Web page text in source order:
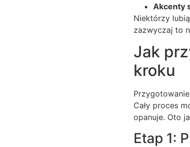
Akcenty
Niektórzy
zazwyczaj to
Jak
kroku
Cały proces
opanuje. Oto
Etap 1: